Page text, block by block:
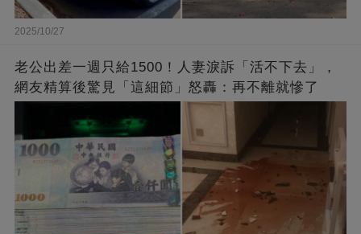
2025/10/27
老公出差一週只給1500！人妻淚訴「活不下去」，
網友精算後驚見「這細節」怒轟：再不離就慘了